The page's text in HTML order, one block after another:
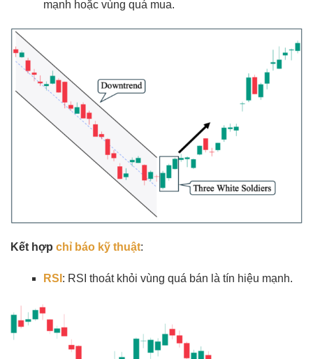
mạnh hoặc vùng quá mua.
Kết hợp chỉ báo kỹ thuật:
RSI : RSI thoát khỏi vùng quá bán là tín hiệu mạnh.